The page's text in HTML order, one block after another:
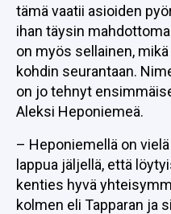
tämä vaatii asioiden
ihan täysin
on myös sellainen,
kohdin seurantaan.
on jo tehnyt
Aleksi Heponiemeä.
– Heponiemellä on
lappua jäljellä, että
kenties hyvä
kolmen eli Tapparan ja